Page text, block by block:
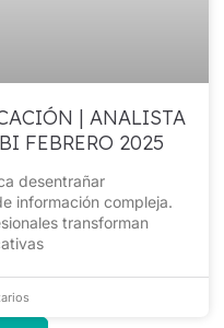
| ANALISTA
FEBRERO 2025
desentrañar
información compleja.
transforman